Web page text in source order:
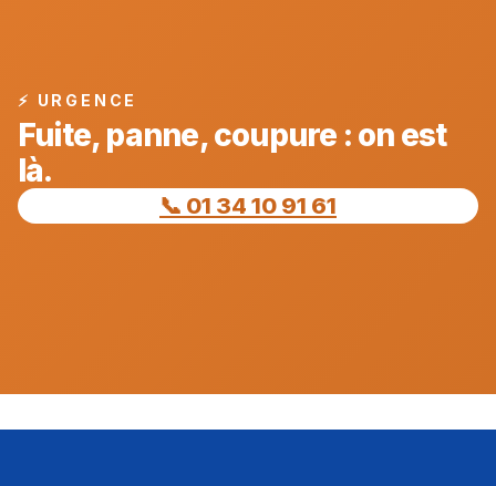
⚡ URGENCE
Fuite, panne, coupure : on est
là.
📞 01 34 10 91 61